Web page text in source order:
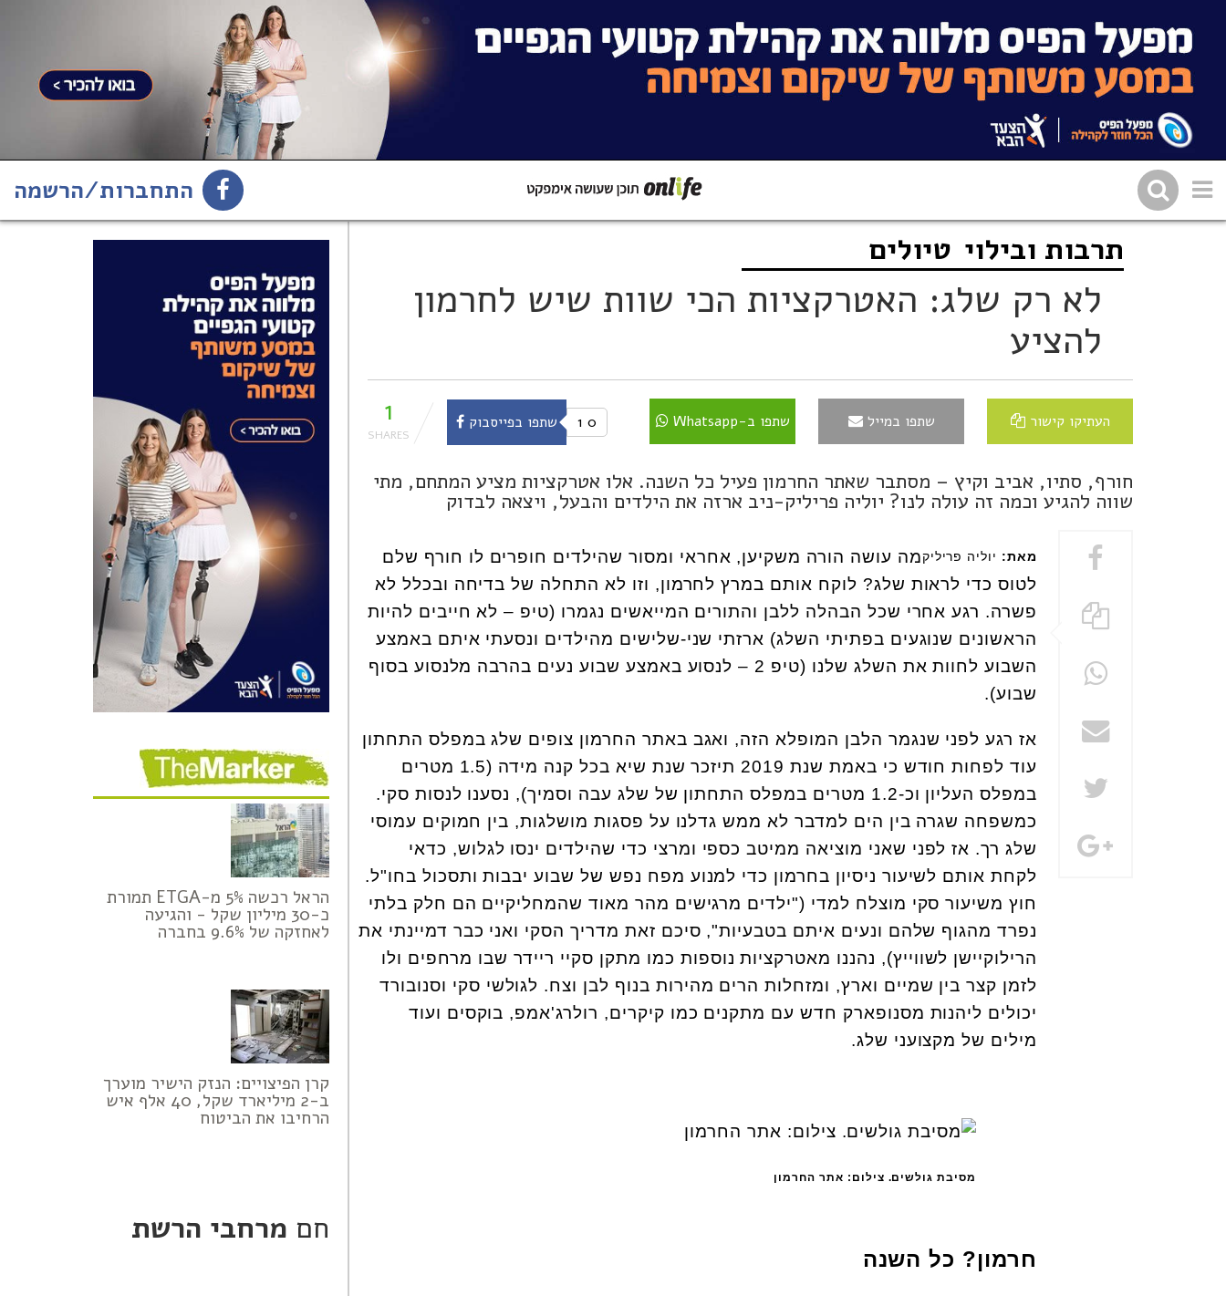
התחברות/הרשמה
שתפו בפייסבוק העתיקו קישור הירשמו לניוזלטר 1 תרבות ובילוי טיולים
לא רק שלג: האטרקציות הכי שוות שיש לחרמון
להציע
העתיקו קישור שתפו במייל שתפו ב-Whatsapp 0 שתפו בפייסבוק 1
חורף, סתיו, אביב וקיץ – מסתבר שאתר החרמון פעיל כל השנה. אלו אטרקציות מציע המתחם, מתי
שווה להגיע וכמה זה עולה לנו? יוליה פריליק-ניב ארזה את הילדים והבעל, ויצאה לבדוק
מאת: יוליה פריליקמה עושה הורה משקיען, אחראי ומסור שהילדים חופרים לו חורף שלם
לטוס כדי לראות שלג? לוקח אותם במרץ לחרמון, וזו לא התחלה של בדיחה ובכלל לא
פשרה. רגע אחרי שכל הבהלה ללבן והתורים המייאשים נגמרו (טיפ – לא חייבים להיות
הראשונים שנוגעים בפתיתי השלג) ארזתי שני-שלישים מהילדים ונסעתי איתם באמצע
השבוע לחוות את השלג שלנו (טיפ 2 – לנסוע באמצע שבוע נעים בהרבה מלנסוע בסוף
שבוע).
אז רגע לפני שנגמר הלבן המופלא הזה, ואגב באתר החרמון צופים שלג במפלס התחתון
עוד לפחות חודש כי באמת שנת 2019 תיזכר שנת שיא בכל קנה מידה (1.5 מטרים
במפלס העליון וכ-1.2 מטרים במפלס התחתון של שלג עבה וסמיך), נסענו לנסות סקי.
כמשפחה שגרה בין הים למדבר לא ממש גדלנו על פסגות מושלגות, בין חמוקים עמוסי
שלג רך. אז לפני שאני מוציאה ממיטב כספי ומרצי כדי שהילדים ינסו לגלוש, כדאי
לקחת אותם לשיעור ניסיון בחרמון כדי למנוע מפח נפש של שבוע יבבות ותסכול בחו"ל.
חוץ משיעור סקי מוצלח למדי ("ילדים מרגישים מהר מאוד שהמחליקיים הם חלק בלתי
נפרד מהגוף שלהם ונעים איתם בטבעיות", סיכם זאת מדריך הסקי ואני כבר דמיינתי את
הרילוקיישן לשווייץ), נהננו מאטרקציות נוספות כמו מתקן סקיי ריידר שבו מרחפים ולו
לזמן קצר בין שמיים וארץ, ומזחלות הרים מהירות בנוף לבן וצח. לגולשי סקי וסנובורד
יכולים ליהנות מסנופארק חדש עם מתקנים כמו קיקרים, רולרג'אמפ, בוקסים ועוד
מילים של מקצועני שלג.
מסיבת גולשים. צילום: אתר החרמון
חרמון? כל השנה
הראל רכשה 5% מ-ETGA תמורת
כ-30 מיליון שקל - והגיעה
לאחזקה של 9.6% בחברה
קרן הפיצויים: הנזק הישיר מוערך
ב-2 מיליארד שקל, 40 אלף איש
הרחיבו את הביטוח
חם מרחבי הרשת